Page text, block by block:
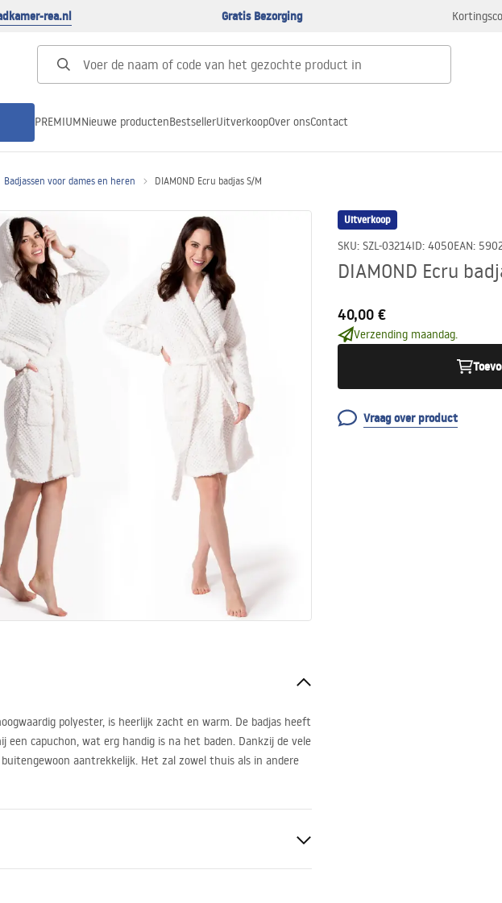
rea.nl Gratis Bezorging
PREMIUMNieuwe productenBestsellerUitverkoopOver onsContact
Badjassen voor dames en heren DIAMOND Ecru badjas S/M
Uitverkoop
SKU: SZL-03214ID: 4050EAN:
DIAMOND Ecru
40,00 €
Verzending maandag.
Vraag over product
polyester, is heerlijk zacht en warm. De badjas heeft
een capuchon, wat erg handig is na het baden. Dankzij de vele
aantrekkelijk. Het zal zowel thuis als in andere